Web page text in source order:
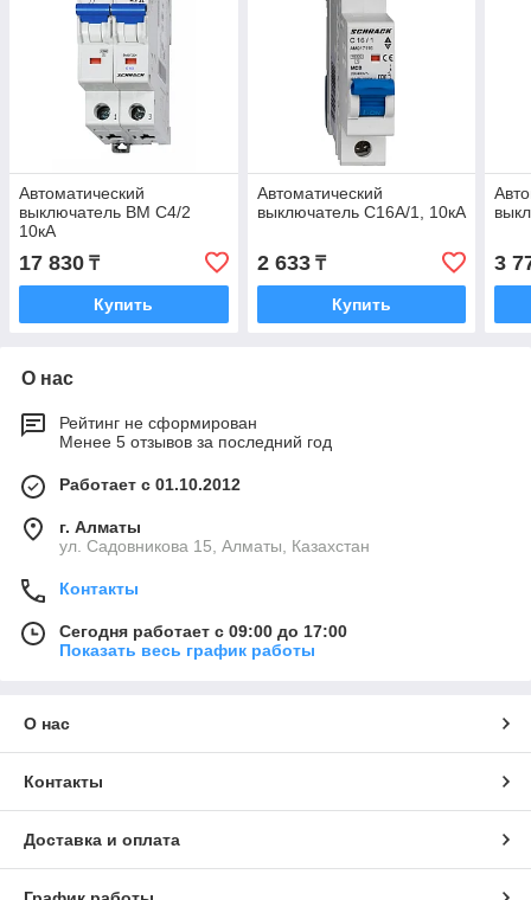
Автоматический
выключатель BM C4/2
10кА
17 830 ₸
Купить
Автоматический
выключатель C16А/1, 10кА
2 633₸
Купить
3
О нас
Рейтинг не сформирован
Менее 5 отзывов за последний год
Работает с 01.10.2012
г. Алматы
ул. Садовникова 15, Алматы, Казахстан
Контакты
Сегодня работает с 09:00 до 17:00
Показать весь график работы
О нас
Контакты
Доставка и оплата